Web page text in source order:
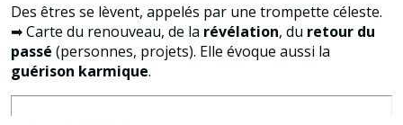
Des êtres se lèvent, appelés par une trompette céleste.
➡ Carte du renouveau, de la révélation, du retour du
passé (personnes, projets). Elle évoque aussi la
guérison karmique.